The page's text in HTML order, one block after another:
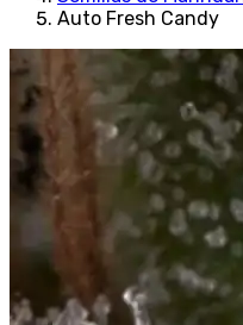
Auto Fresh Candy